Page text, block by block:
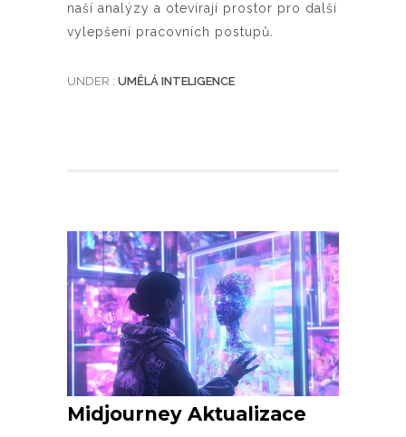
naší analýzy a otevírají prostor pro další
vylepšení pracovních postupů.
UNDER : UMĚLÁ INTELIGENCE
Midjourney Aktualizace